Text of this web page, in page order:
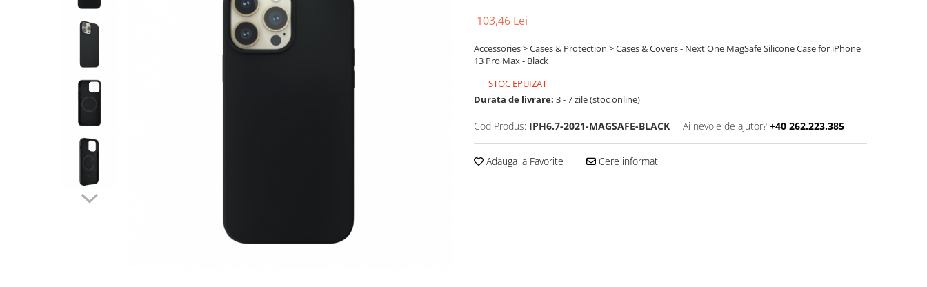
Componente Laptop
Telefoane & accesorii
Smartphone IPhone
103,46 Lei
Accessories > Cases & Protection > Cases & Covers - Next One MagSafe Silicone Case for iPhone
13 Pro Max - Black
STOC EPUIZAT
Durata de livrare: 3 - 7 zile (stoc online)
Cod Produs: IPH6.7-2021-MAGSAFE-BLACK Ai nevoie de ajutor? +40 262.223.385
Adauga la Favorite Cere informatii